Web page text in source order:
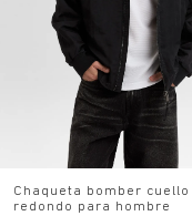
Chaqueta bomber cuello
redondo para hombre